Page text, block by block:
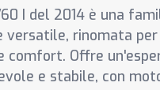
I del 2014 è una
versatile, rinomata
comfort. Offre
e stabile, con